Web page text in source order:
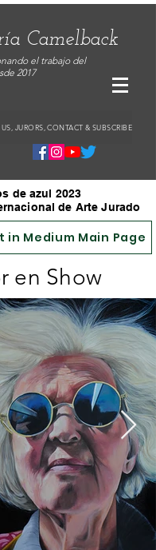
Camelback
el trabajo del
2017
JURORS, CONTACT & SUBSCRIBE
de azul 2023
de Arte Jurado
in Medium Main Page
en Show